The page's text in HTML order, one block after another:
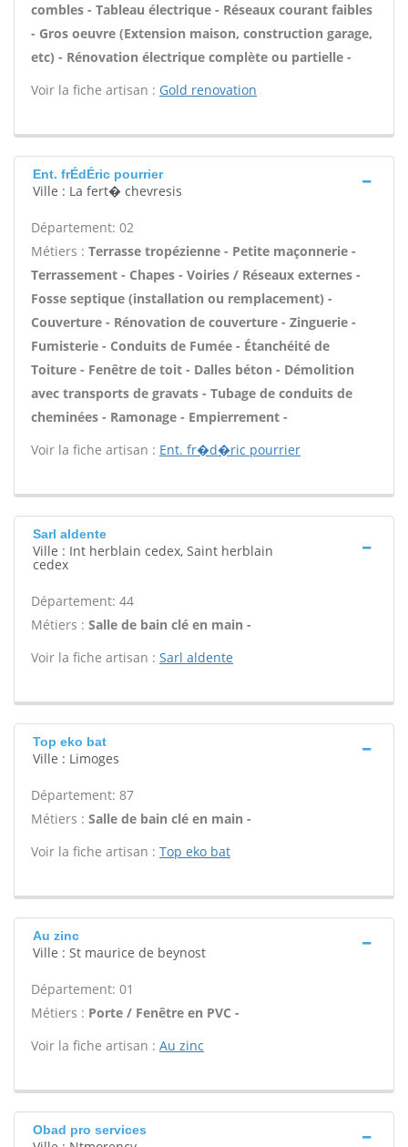
combles - Tableau électrique - Réseaux courant faibles
- Gros oeuvre (Extension maison, construction garage,
etc) - Rénovation électrique complète ou partielle -
Voir la fiche artisan : Gold renovation
Ent. frÉdÉric pourrier
Ville : La fert� chevresis
Département: 02
Métiers : Terrasse tropézienne - Petite maçonnerie -
Terrassement - Chapes - Voiries / Réseaux externes -
Fosse septique (installation ou remplacement) -
Couverture - Rénovation de couverture - Zinguerie -
Fumisterie - Conduits de Fumée - Étanchéité de
Toiture - Fenêtre de toit - Dalles béton - Démolition
avec transports de gravats - Tubage de conduits de
cheminées - Ramonage - Empierrement -
Voir la fiche artisan : Ent. fr�d�ric pourrier
Sarl aldente
Ville : Int herblain cedex, Saint herblain
cedex
Département: 44
Métiers : Salle de bain clé en main -
Voir la fiche artisan : Sarl aldente
Top eko bat
Ville : Limoges
Département: 87
Métiers : Salle de bain clé en main -
Voir la fiche artisan : Top eko bat
Au zinc
Ville : St maurice de beynost
Département: 01
Métiers : Porte / Fenêtre en PVC -
Voir la fiche artisan : Au zinc
Obad pro services